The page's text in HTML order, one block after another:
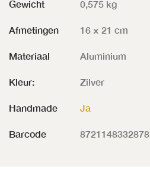
Gewicht 0,575 kg
Afmetingen 16 × 21 cm
Materiaal Aluminium
Kleur: Zilver
Handmade Ja
Barcode 8721148332878